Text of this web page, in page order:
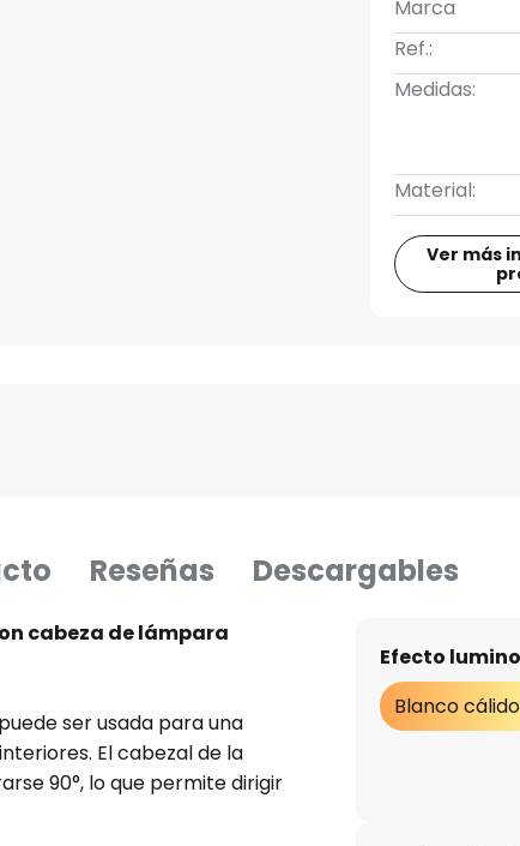
Marca
Ref.:
Medidas:
Material:
Ver más
Reseñas Descargables
cabeza de lámpara
ser usada para una
El cabezal de la
90°, lo que permite dirigir
El zángano está hecho
Efecto
Blanco cálido